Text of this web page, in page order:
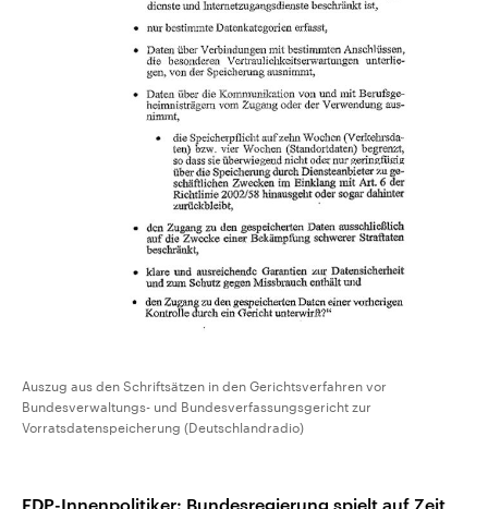
Auszug aus den Schriftsätzen in den Gerichtsverfahren vor
Bundesverwaltungs- und Bundesverfassungsgericht zur
Vorratsdatenspeicherung (Deutschlandradio)
FDP-Innenpolitiker: Bundesregierung spielt auf Zeit